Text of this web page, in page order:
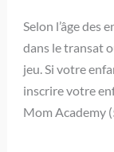
Selon l’âge des
dans le transat
jeu. Si votre
inscrire votre
Mom Academy